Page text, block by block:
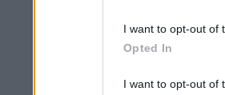
I want to opt-out of
Opted In
I want to opt-out of